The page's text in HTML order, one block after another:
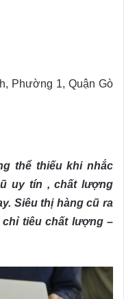
Phường 1, Quận Gò
thể thiếu khi nhắc
uy tín , chất lượng
Siêu thị hàng cũ ra
tiêu chất lượng –